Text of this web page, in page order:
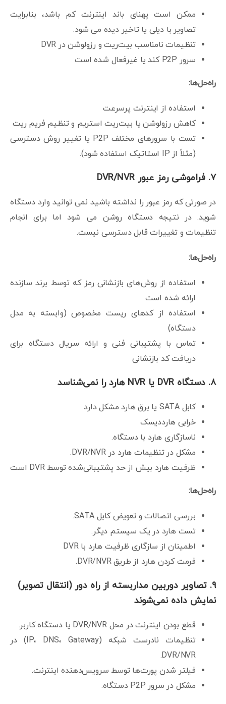
ممکن است پهنای باند اینترنت کم باشد، بنابرایت
تصاویر با دیلی یا تاخیر دیده می شود.
تنظیمات نامناسب بیت‌ریت و رزولوشن در DVR
سرور P2P کند یا غیرفعال شده است
راه‌حل‌ها:
استفاده از اینترنت پرسرعت
کاهش رزولوشن یا بیت‌ریت استریم و تنظیم فریم ریت
تست با سرورهای مختلف P2P یا تغییر روش دسترسی
(مثلاً از IP استاتیک استفاده شود).
۷. فراموشی رمز عبور DVR/NVR
در صورتی که رمز عبور را نداشته باشید نمی توانید وارد دستگاه
شوید. در نتیجه دستگاه روشن می شود اما برای انجام
تنظیمات و تغییرات قابل دسترسی نیست.
راه‌حل‌ها:
استفاده از روش‌های بازنشانی رمز که توسط برند سازنده
ارائه شده است
استفاده از کدهای ریست مخصوص (وابسته به مدل
دستگاه)
تماس با پشتیبانی فنی و ارائه سریال دستگاه برای
دریافت کد بازنشانی
۸. دستگاه DVR یا NVR هارد را نمی‌شناسد
کابل SATA یا برق هارد مشکل دارد.
خرابی هارددیسک
ناسازگاری هارد با دستگاه.
مشکل در تنظیمات هارد در DVR/NVR.
ظرفیت هارد بیش از حد پشتیبانی‌شده توسط DVR است
راه‌حل‌ها:
بررسی اتصالات و تعویض کابل SATA.
تست هارد در یک سیستم دیگر.
اطمینان از سازگاری ظرفیت هارد با DVR
فرمت کردن هارد از طریق DVR/NVR.
۹. تصاویر دوربین مداربسته از راه دور (انتقال تصویر)
نمایش داده نمی‌شوند
قطع بودن اینترنت در محل DVR/NVR یا دستگاه کاربر.
تنظیمات نادرست شبکه (IP، DNS، Gateway) در
DVR/NVR.
فیلتر شدن پورت‌ها توسط سرویس‌دهنده اینترنت.
مشکل در سرور P2P دستگاه.